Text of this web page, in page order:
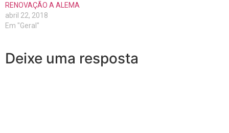
RENOVAÇÃO A ALEMA
abril 22, 2018
Em "Geral"
Deixe uma resposta